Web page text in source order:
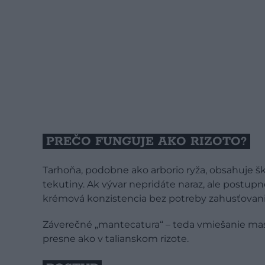
PREČO FUNGUJE AKO RIZOTO?
Tarhoňa, podobne ako arborio ryža, obsahuje
tekutiny. Ak vývar nepridáte naraz, ale
krémová konzistencia bez potreby
Záverečné „mantecatura“ – teda vmiešanie
presne ako v talianskom rizote.